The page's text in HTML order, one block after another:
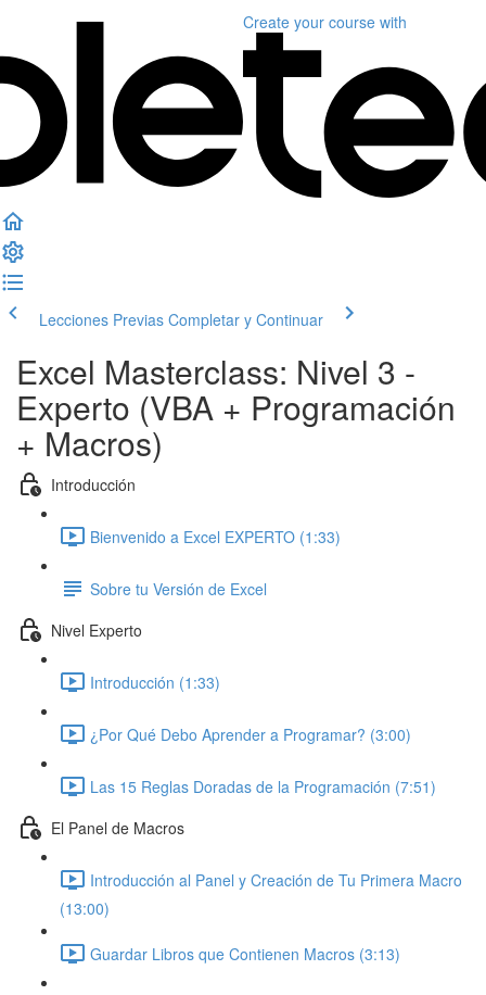
Create your course with
Lecciones Previas Completar y Continuar
Excel Masterclass: Nivel 3 -
Experto (VBA + Programación
+ Macros)
Introducción
Bienvenido a Excel EXPERTO (1:33)
Sobre tu Versión de Excel
Nivel Experto
Introducción (1:33)
¿Por Qué Debo Aprender a Programar? (3:00)
Las 15 Reglas Doradas de la Programación (7:51)
El Panel de Macros
Introducción al Panel y Creación de Tu Primera Macro
(13:00)
Guardar Libros que Contienen Macros (3:13)